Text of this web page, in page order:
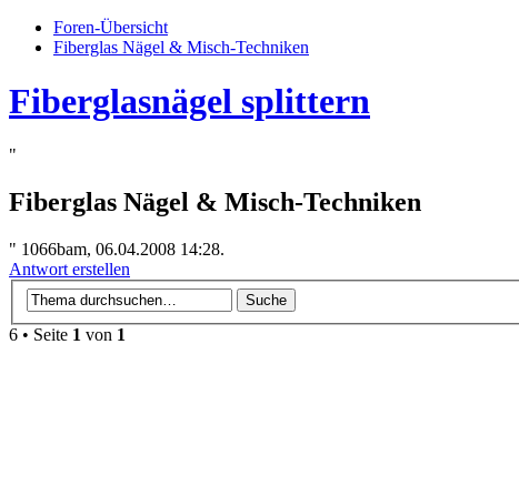
Foren-Übersicht
Fiberglas Nägel & Misch-Techniken
Fiberglasnägel splittern
"
Fiberglas Nägel & Misch-Techniken
" 1066bam, 06.04.2008 14:28.
Antwort erstellen
6 • Seite 1 von 1